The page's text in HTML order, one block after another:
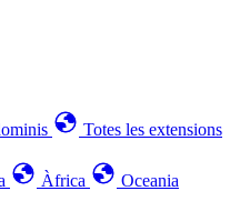
Totes les extensions
Àfrica
Oceania